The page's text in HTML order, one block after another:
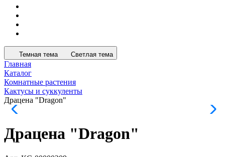
Темная тема Светлая тема
Главная
Каталог
Комнатные растения
Кактусы и суккуленты
Драцена "Dragon"
Драцена "Dragon"